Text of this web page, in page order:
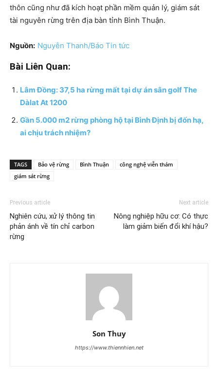
thôn cũng như đã kích hoạt phần mềm quản lý, giám sát
tài nguyên rừng trên địa bàn tỉnh Bình Thuận.
Nguồn: Nguyễn Thanh/Báo Tin tức
Bài Liên Quan:
Lâm Đồng: 37,5 ha rừng mất tại dự án sân golf The
Dàlat At 1200
Gần 5.000 m2 rừng phòng hộ tại Bình Định bị đốn hạ,
ai chịu trách nhiệm?
TAGS Bảo vệ rừng Bình Thuận
công nghệ viễn thám
giám sát rừng
Previous article
Nghiên cứu, xử lý thông tin
phản ánh về tín chỉ carbon
rừng
Next article
Nông nghiệp hữu cơ: Có thực
làm giảm biến đổi khí hậu?
Son Thuy
https://www.thiennhien.net